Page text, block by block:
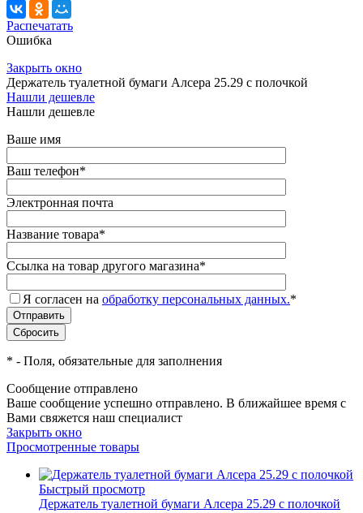
Распечатать
Ошибка
Закрыть окно
Держатель туалетной бумаги Алсера 25.29 с полочкой
Нашли дешевле
Нашли дешевле
Ваше имя
Ваш телефон*
Электронная почта
Название товара*
Ссылка на товар другого магазина*
Я согласен на обработку персональных данных.*
* - Поля, обязательные для заполнения
Сообщение отправлено
Ваше сообщение успешно отправлено. В ближайшее время с
Вами свяжется наш специалист
Закрыть окно
Просмотренные товары
Быстрый просмотр
Держатель туалетной бумаги Алсера 25.29 с полочкой